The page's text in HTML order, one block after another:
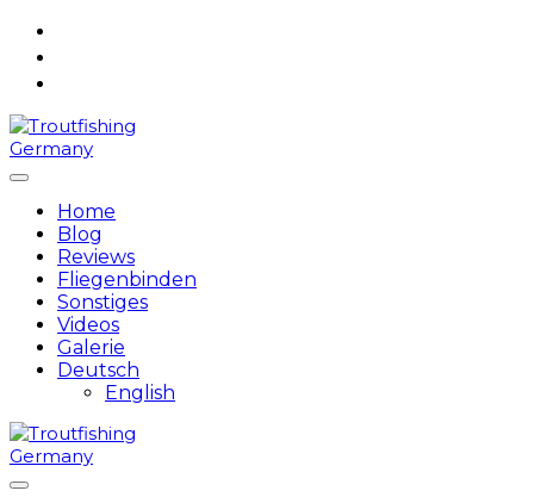
Skip
Home
Blog
Reviews
Fliegenbinden
Sonstiges
Videos
Galerie
Deutsch
English